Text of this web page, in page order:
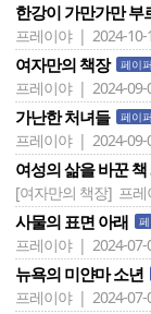
한강이 가만가만 부
프레이야 | 2024-10-
여자만의 책장 페이퍼
프레이야 | 2024-09-
가난한 처녀들 페이퍼
프레이야 | 2024-09-
여성의 삶을 바꾼 책
[여자만의 책장] 프
사물의 표면 아래
프레이야 | 2024-07-
뉴욕의 미얀마 소년
프레이야 | 2024-07-